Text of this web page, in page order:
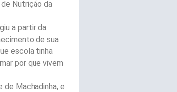
Nutrição da
a partir da
de sua
escola tinha
por que vivem
de Machadinha, e